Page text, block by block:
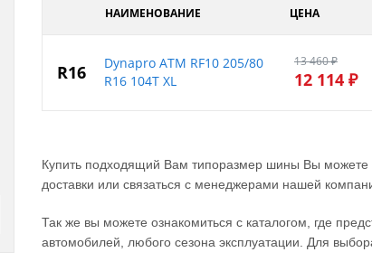
НАИМЕНОВАНИЕ ЦЕНА
R16
Dynapro ATM RF10 205/80
R16 104T XL
13 460 ₽
12 114 ₽
Купить подходящий Вам типоразмер шины Вы можете
доставки или связаться с менеджерами нашей
Так же вы можете ознакомиться с каталогом, где
автомобилей, любого сезона эксплуатации. Для